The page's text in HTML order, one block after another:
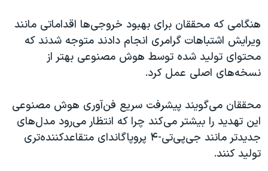
هنگامی که محققان برای بهبود خروجی‌ها اقداماتی مانند
ویرایش اشتباهات گرامری انجام دادند متوجه شدند که
محتوای تولید شده توسط هوش مصنوعی بهتر از
نسخه‌های اصلی عمل کرد.
محققان می‌گویند پیشرفت سریع فن‌آوری هوش مصنوعی
این تهدید را بیشتر می‌کند چرا که انتظار می‌رود مدل‌های
جدیدتر مانند جی‌پی‌تی-۴ پروپاگاندای متقاعدکننده‌تری
تولید کنند.